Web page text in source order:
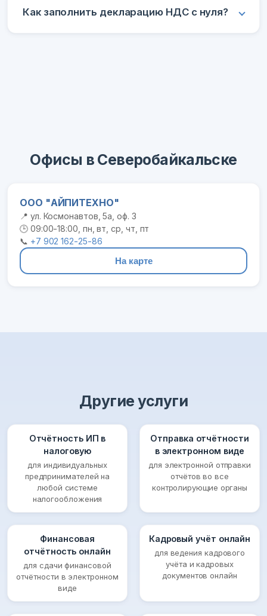
Как заполнить декларацию НДС с нуля?
Офисы в Северобайкальске
ООО "АЙПИТЕХНО"
📍 ул. Космонавтов, 5а, оф. 3
🕒 09:00-18:00, пн, вт, ср, чт, пт
📞 +7 902 162-25-86
На карте
Другие услуги
Отчётность ИП в
налоговую
для индивидуальных
предпринимателей на
любой системе
налогообложения
Отправка отчётности
в электронном виде
для электронной отправки
отчётов во все
контролирующие органы
Финансовая
отчётность онлайн
для сдачи финансовой
отчётности в электронном
виде
Кадровый учёт онлайн
для ведения кадрового
учёта и кадровых
документов онлайн